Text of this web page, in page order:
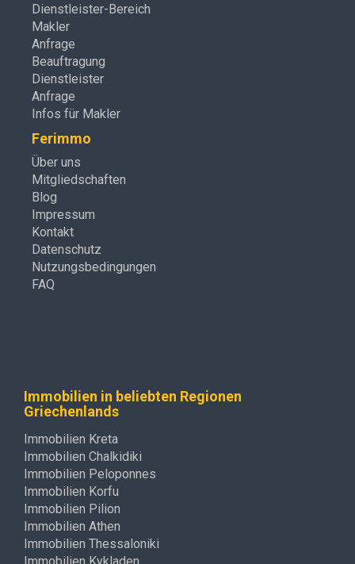
Dienstleister-Bereich
Makler
Anfrage
Beauftragung
Dienstleister
Anfrage
Infos für Makler
Ferimmo
Über uns
Mitgliedschaften
Blog
Impressum
Kontakt
Datenschutz
Nutzungsbedingungen
FAQ
Immobilien in beliebten Regionen
Griechenlands
Immobilien Kreta
Immobilien Chalkidiki
Immobilien Peloponnes
Immobilien Korfu
Immobilien Pilion
Immobilien Athen
Immobilien Thessaloniki
Immobilien Kykladen